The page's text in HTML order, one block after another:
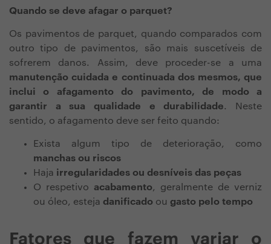
Quando se deve afagar o parquet?
Os pavimentos de parquet, quando comparados com
outro tipo de pavimentos, são mais suscetíveis de
sofrerem danos. Assim, deve proceder-se a uma
manutenção cuidada e continuada dos mesmos, que
inclui o afagamento do pavimento, de modo a
garantir a sua qualidade e durabilidade. Neste
sentido, o afagamento deve ser feito quando:
Exista algum tipo de deterioração, como
manchas ou riscos
Haja irregularidades ou desníveis das peças
O respetivo acabamento, geralmente de verniz
ou óleo, esteja danificado ou gasto pelo tempo
Fatores que fazem variar o